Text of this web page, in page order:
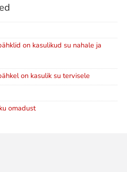
on kasulikud su nahale ja
on kasulik su tervisele
omadust